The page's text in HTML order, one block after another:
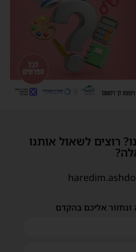
רוצים לשאול אותנו
אליכם בהקדם